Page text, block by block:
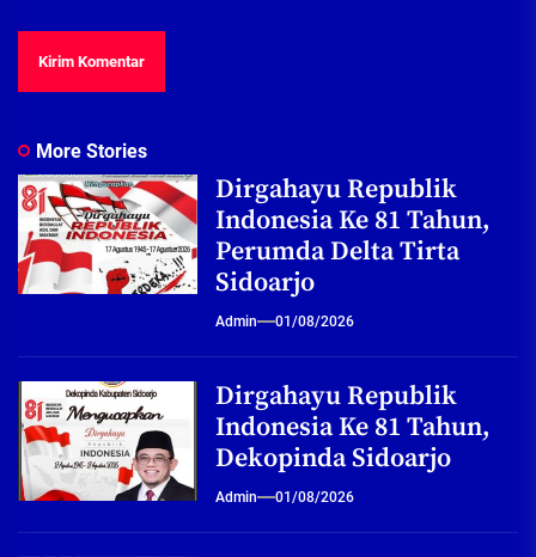
More Stories
Dirgahayu Republik
Indonesia Ke 81 Tahun,
Perumda Delta Tirta
Sidoarjo
Admin 01/08/2026
Dirgahayu Republik
Indonesia Ke 81 Tahun,
Dekopinda Sidoarjo
Admin 01/08/2026